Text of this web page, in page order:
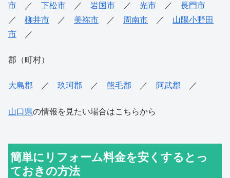
市 ／ 下松市 ／ 岩国市 ／ 光市 ／ 長門市
／ 柳井市 ／ 美祢市 ／ 周南市 ／ 山陽小野田
市 ／
郡（町村）
大島郡 ／ 玖珂郡 ／ 熊毛郡 ／ 阿武郡 ／
山口県の情報を見たい場合はこちらから
簡単にリフォーム料金を安くするとっ
ておきの方法